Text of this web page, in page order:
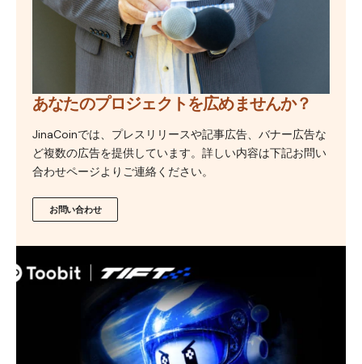
あなたのプロジェクトを広めませんか？
JinaCoinでは、プレスリリースや記事広告、バナー広告な
ど複数の広告を提供しています。詳しい内容は下記お問い
合わせページよりご連絡ください。
お問い合わせ